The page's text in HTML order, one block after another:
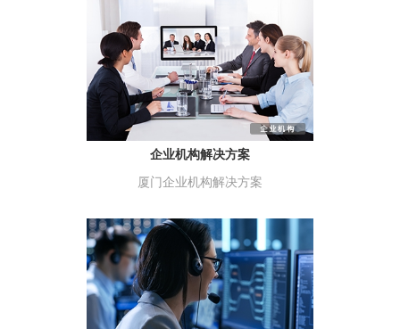
企业机构解决方案
厦门企业机构解决方案